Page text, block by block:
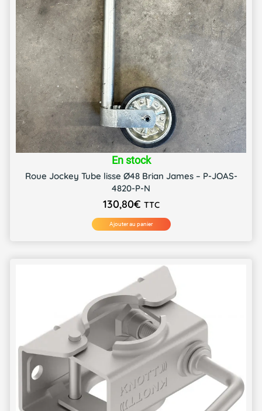
En stock
Roue Jockey Tube lisse Ø48 Brian James – P-JOAS-
4820-P-N
130,80€ TTC
Ajouter au panier